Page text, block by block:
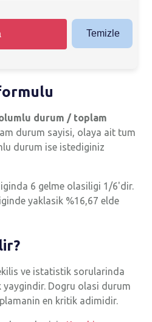
Temizle
durum / toplam
durum sayisi, olaya ait tum
durum ise istediginiz
6 gelme olasiligi 1/6'dir.
yaklasik %16,67 elde
ve istatistik sorularinda
Dogru olasi durum
en kritik adimidir.